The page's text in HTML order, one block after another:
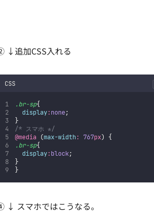
↓追加CSS入れる
CSS
.br-sp{
display:none;
}
/* スマホ */
@media (max-width: 767px) {
.br-sp{
display:block;
}
}
↓ スマホではこうなる。